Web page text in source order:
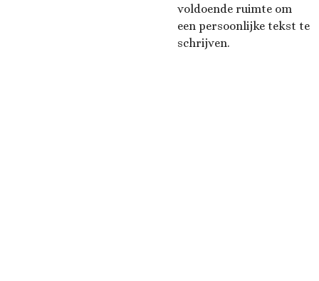
voldoende ruimte om
een persoonlijke tekst te
schrijven.